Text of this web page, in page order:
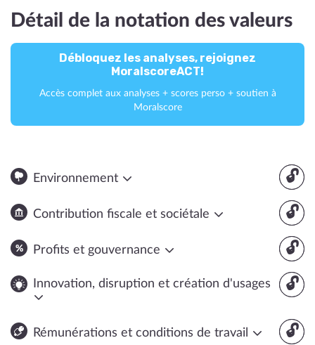
Détail de la notation des valeurs
Débloquez les analyses, rejoignez
MoralscoreACT!
Accès complet aux analyses + scores perso + soutien à
Moralscore
🔓
Environnement
🔓
Contribution fiscale et sociétale
🔓
Profits et gouvernance
🔓
Innovation, disruption et création d'usages
🔓
Rémunérations et conditions de travail